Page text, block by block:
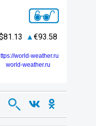
81.13 93.58
world-weather.ru
world-weather.ru